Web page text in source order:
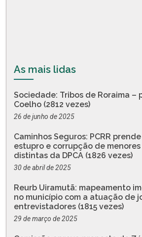
As mais lidas
Sociedade: Tribos de Roraima –
Coelho (2812 vezes)
26 de junho de 2025
Caminhos Seguros: PCRR
estupro e corrupção de
distintas da DPCA (1826 vezes)
30 de abril de 2025
Reurb Uiramutã: mapeamento
no município com a atuação de
entrevistadores (1815 vezes)
29 de março de 2025